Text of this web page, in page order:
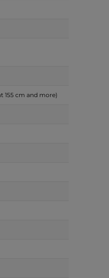
155 cm and more)